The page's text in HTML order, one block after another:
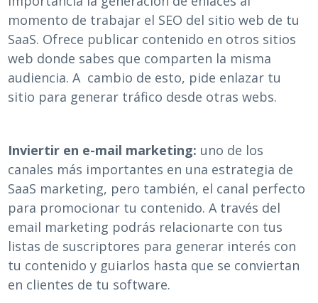
momento de trabajar el SEO del sitio web de tu
SaaS. Ofrece publicar contenido en otros sitios
web donde sabes que comparten la misma
audiencia. A cambio de esto, pide enlazar tu
sitio para generar tráfico desde otras webs.
Inviertir en e-mail marketing: uno de los
canales más importantes en una estrategia de
SaaS marketing, pero también, el canal perfecto
para promocionar tu contenido. A través del
email marketing podrás relacionarte con tus
listas de suscriptores para generar interés con
tu contenido y guiarlos hasta que se conviertan
en clientes de tu software.